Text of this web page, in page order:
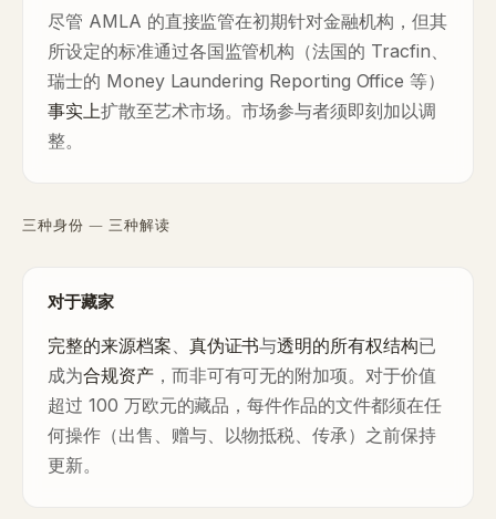
尽管 AMLA 的直接监管在初期针对金融机构，但其
所设定的标准通过各国监管机构（法国的 Tracfin、
瑞士的 Money Laundering Reporting Office 等）
事实上扩散至艺术市场。市场参与者须即刻加以调
整。
三种身份 — 三种解读
对于藏家
完整的来源档案、 真伪证书与透明的所有权结构已
成为合规资产，而非可有可无的附加项。对于价值
超过 100 万欧元的藏品，每件作品的文件都须在任
何操作（出售、赠与、以物抵税、传承）之前保持
更新。